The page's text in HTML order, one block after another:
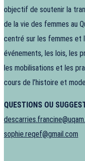
objectif de soutenir la
de la vie des femmes au
centré sur les femmes et
événements, les lois, les
les mobilisations et les
cours de l’histoire et
QUESTIONS OU
sophie.reqef@gmail.com